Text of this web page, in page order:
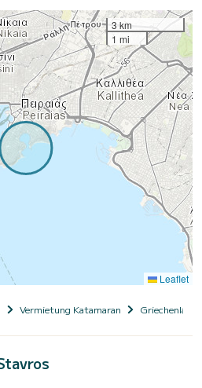
3 km
1 mi
Leaflet
Vermietung Katamaran Griechenland